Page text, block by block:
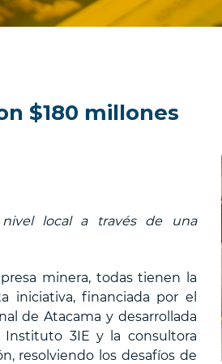
$180 millones
local a través de una
minera, todas tienen la
iniciativa, financiada por el
de Atacama y desarrollada
Instituto 3IE y la consultora
resolviendo los desafíos de